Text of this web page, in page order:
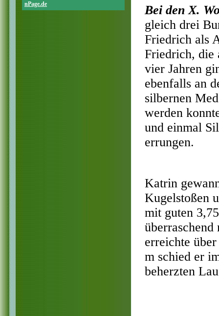
nPage.de
Bei den X.
gleich drei
Friedrich als
Friedrich, die
vier Jahren
ebenfalls an
silbernen
werden
und einmal
errungen.
Katrin
Kugelstoßen
mit guten
erreichte
m schied er
beherzten